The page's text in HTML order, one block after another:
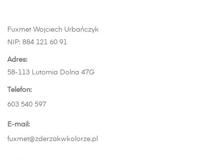
Fuxmet Wojciech Urbańczyk
NIP: 884 121 60 91
Adres:
58-113 Lutomia Dolna 47G
Telefon:
603 540 597
E-mail:
fuxmet@zderzakwkolorze.pl